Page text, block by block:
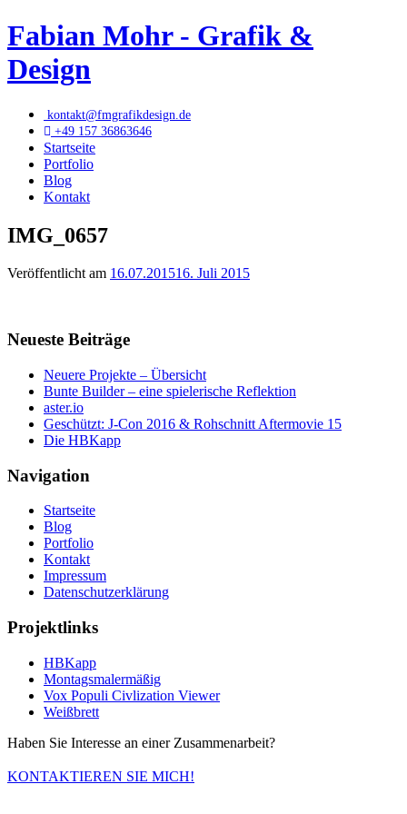
Fabian Mohr - Grafik &
Design
kontakt@fmgrafikdesign.de
+49 157 36863646
Startseite
Portfolio
Blog
Kontakt
IMG_0657
Veröffentlicht am 16.07.201516. Juli 2015
Neueste Beiträge
Neuere Projekte – Übersicht
Bunte Builder – eine spielerische Reflektion
aster.io
Geschützt: J-Con 2016 & Rohschnitt Aftermovie 15
Die HBKapp
Navigation
Startseite
Blog
Portfolio
Kontakt
Impressum
Datenschutzerklärung
Projektlinks
HBKapp
Montagsmalermäßig
Vox Populi Civlization Viewer
Weißbrett
Haben Sie Interesse an einer Zusammenarbeit?
KONTAKTIEREN SIE MICH!